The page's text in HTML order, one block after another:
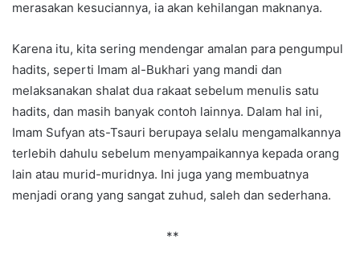
merasakan kesuciannya, ia akan kehilangan maknanya.
Karena itu, kita sering mendengar amalan para pengumpul
hadits, seperti Imam al-Bukhari yang mandi dan
melaksanakan shalat dua rakaat sebelum menulis satu
hadits, dan masih banyak contoh lainnya. Dalam hal ini,
Imam Sufyan ats-Tsauri berupaya selalu mengamalkannya
terlebih dahulu sebelum menyampaikannya kepada orang
lain atau murid-muridnya. Ini juga yang membuatnya
menjadi orang yang sangat zuhud, saleh dan sederhana.
**